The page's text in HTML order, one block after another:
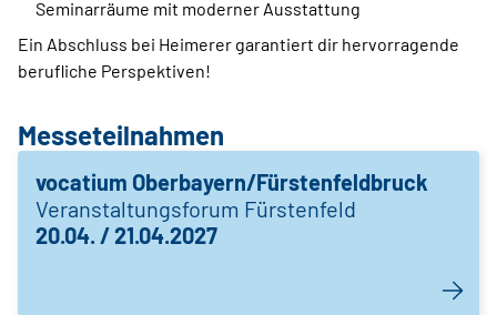
Seminarräume mit moderner Ausstattung
Ein Abschluss bei Heimerer garantiert dir hervorragende
berufliche Perspektiven!
Messeteilnahmen
vocatium Oberbayern/Fürstenfeldbruck
Veranstaltungsforum Fürstenfeld
20.04. / 21.04.2027